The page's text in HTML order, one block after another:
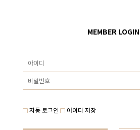
MEMBER LOGIN
자동 로그인 아이디 저장